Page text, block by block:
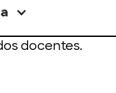
docentes.